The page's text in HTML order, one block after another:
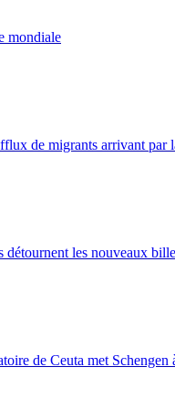
mondiale
de migrants arrivant par
détournent les nouveaux
de Ceuta met Schengen